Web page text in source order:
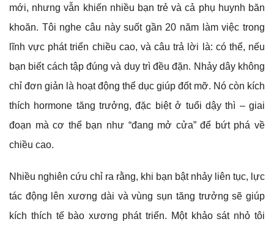
mới, nhưng vẫn khiến nhiều bạn trẻ và cả phụ huynh băn
khoăn. Tôi nghe câu này suốt gần 20 năm làm việc trong
lĩnh vực phát triển chiều cao, và câu trả lời là: có thể, nếu
bạn biết cách tập đúng và duy trì đều đặn. Nhảy dây không
chỉ đơn giản là hoạt động thể dục giúp đốt mỡ. Nó còn kích
thích hormone tăng trưởng, đặc biệt ở tuổi dậy thì – giai
đoạn mà cơ thể bạn như “đang mở cửa” để bứt phá về
chiều cao.
Nhiều nghiên cứu chỉ ra rằng, khi bạn bật nhảy liên tục, lực
tác động lên xương dài và vùng sụn tăng trưởng sẽ giúp
kích thích tế bào xương phát triển. Một khảo sát nhỏ tôi